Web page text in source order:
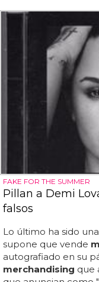
FAKE FOR THE SUMMER
Pillan a Demi
falsos
Lo último ha sido
supone que vende
autografiado en su
merchandising que